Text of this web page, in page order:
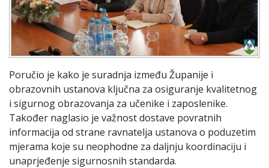
Poručio je kako je suradnja između Županije i
obrazovnih ustanova ključna za osiguranje kvalitetnog
i sigurnog obrazovanja za učenike i zaposlenike.
Također naglasio je važnost dostave povratnih
informacija od strane ravnatelja ustanova o poduzetim
mjerama koje su neophodne za daljnju koordinaciju i
unaprjeđenje sigurnosnih standarda.